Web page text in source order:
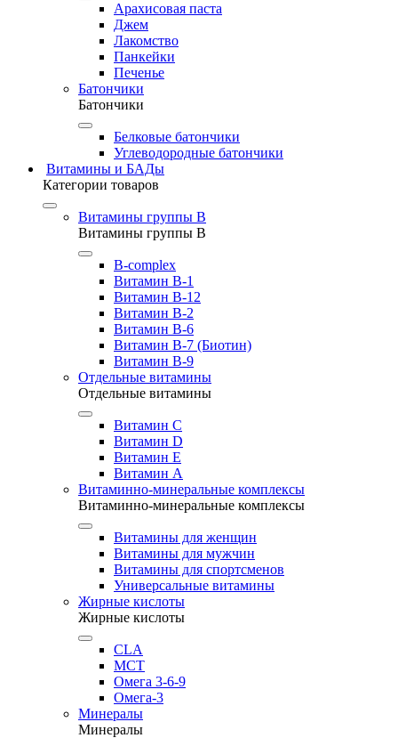
Арахисовая паста
Джем
Лакомство
Панкейки
Печенье
Батончики
Батончики
Белковые батончики
Углеводородные батончики
Витамины и БАДы
Категории товаров
Витамины группы B
Витамины группы B
B-complex
Витамин B-1
Витамин B-12
Витамин B-2
Витамин B-6
Витамин B-7 (Биотин)
Витамин B-9
Отдельные витамины
Отдельные витамины
Витамин C
Витамин D
Витамин E
Витамин А
Витаминно-минеральные комплексы
Витаминно-минеральные комплексы
Витамины для женщин
Витамины для мужчин
Витамины для спортсменов
Универсальные витамины
Жирные кислоты
Жирные кислоты
CLA
MCT
Омега 3-6-9
Омега-3
Минералы
Минералы